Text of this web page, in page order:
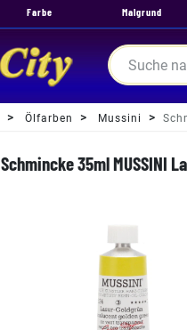
Farbe Malgrund
Ölfarben Mussini
Schmincke 35ml MUSSINI